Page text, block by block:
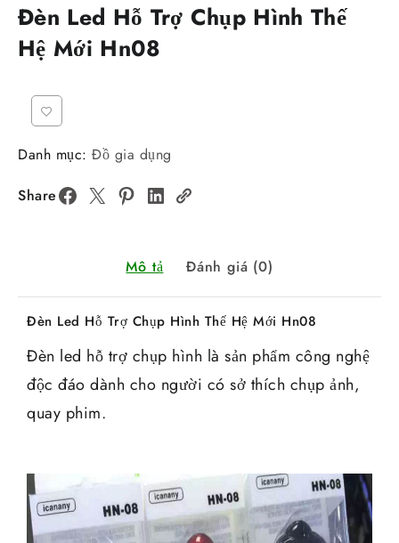
Đèn Led Hỗ Trợ Chụp Hình Thế
Hệ Mới Hn08
Danh mục: Đồ gia dụng
Share
Mô tả Đánh giá (0)
Đèn Led Hỗ Trợ Chụp Hình Thế Hệ Mới Hn08
Đèn led hỗ trợ chụp hình là sản phẩm công nghệ
độc đáo dành cho người có sở thích chụp ảnh,
quay phim.